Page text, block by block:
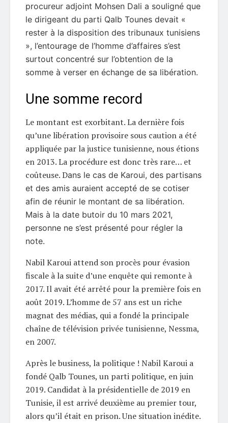
procureur adjoint Mohsen Dali a souligné que
le dirigeant du parti Qalb Tounes devait «
rester à la disposition des tribunaux tunisiens
», l’entourage de l’homme d’affaires s’est
surtout concentré sur l’obtention de la
somme à verser en échange de sa libération.
Une somme record
Le montant est exorbitant. La dernière fois
qu’une libération provisoire sous caution a été
appliquée par la justice tunisienne, nous étions
en 2013. La procédure est donc très rare… et
coûteuse. Dans le cas de Karoui, des partisans
et des amis auraient accepté de se cotiser
afin de réunir le montant de sa libération.
Mais à la date butoir du 10 mars 2021,
personne ne s’est présenté pour régler la
note.
Nabil Karoui attend son procès pour évasion
fiscale à la suite d’une enquête qui remonte à
2017. Il avait été arrêté pour la première fois en
août 2019. L’homme de 57 ans est un riche
magnat des médias, qui a fondé la principale
chaîne de télévision privée tunisienne, Nessma,
en 2007.
Après le business, la politique ! Nabil Karoui a
fondé Qalb Tounes, un parti politique, en juin
2019. Candidat à la présidentielle de 2019 en
Tunisie, il est arrivé deuxième au premier tour,
alors qu’il était en prison. Une situation inédite.